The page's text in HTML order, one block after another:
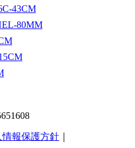
43CM
80MM
情報保護方針